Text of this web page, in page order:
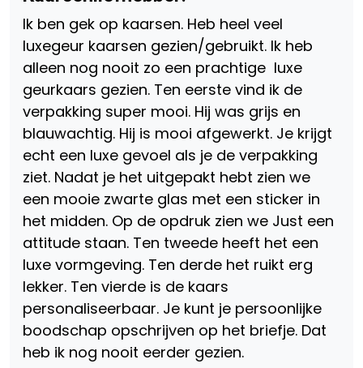
Ik ben gek op kaarsen. Heb heel veel
luxegeur kaarsen gezien/gebruikt. Ik heb
alleen nog nooit zo een prachtige luxe
geurkaars gezien. Ten eerste vind ik de
verpakking super mooi. Hij was grijs en
blauwachtig. Hij is mooi afgewerkt. Je krijgt
echt een luxe gevoel als je de verpakking
ziet. Nadat je het uitgepakt hebt zien we
een mooie zwarte glas met een sticker in
het midden. Op de opdruk zien we Just een
attitude staan. Ten tweede heeft het een
luxe vormgeving. Ten derde het ruikt erg
lekker. Ten vierde is de kaars
personaliseerbaar. Je kunt je persoonlijke
boodschap opschrijven op het briefje. Dat
heb ik nog nooit eerder gezien.